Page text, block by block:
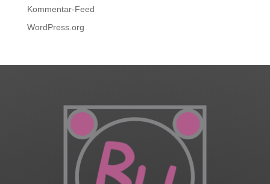
Kommentar-Feed
WordPress.org